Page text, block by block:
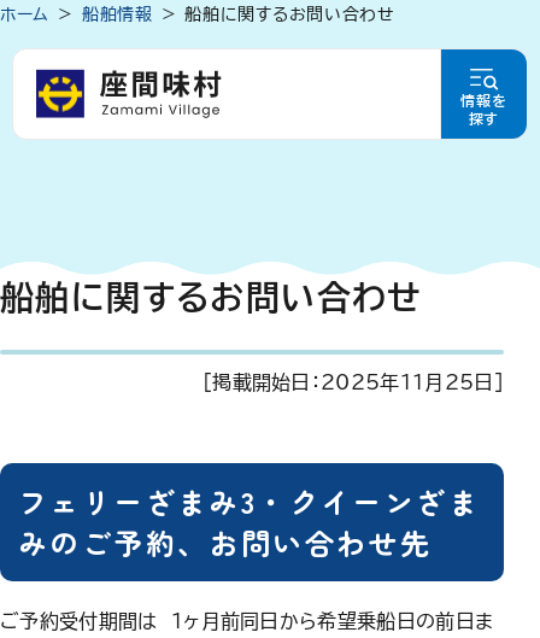
情報を
探す
ホーム 船舶情報 船舶に関するお問い合わせ
船舶に関するお問い合わせ
[掲載開始日： 2025年11月25日
フェリーざまみ3・クイーンざま
みのご予約、お問い合わせ先
ご予約受付期間は １ヶ月前同日から希望乗船日の前日ま